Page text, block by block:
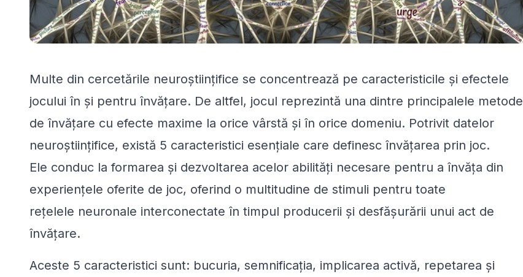
Multe din cercetările neuroștiințifice se concentrează pe caracteristicile și efectele
jocului în și pentru învățare. De altfel, jocul reprezintă una dintre principalele metode
de învățare cu efecte maxime la orice vârstă și în orice domeniu. Potrivit datelor
neuroștiințifice, există 5 caracteristici esențiale care definesc învățarea prin joc.
Ele conduc la formarea și dezvoltarea acelor abilități necesare pentru a învăța din
experiențele oferite de joc, oferind o multitudine de stimuli pentru toate
rețelele neuronale interconectate în timpul producerii și desfășurării unui act de
învățare.
Aceste 5 caracteristici sunt: bucuria, semnificația, implicarea activă, repetarea și